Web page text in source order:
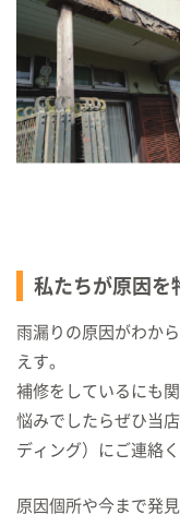
私たちが原因を
雨漏りの原因がわか
えす。
補修をしているにも
悩みでしたらぜひ当
ディング）にご連絡く
原因個所や今まで発